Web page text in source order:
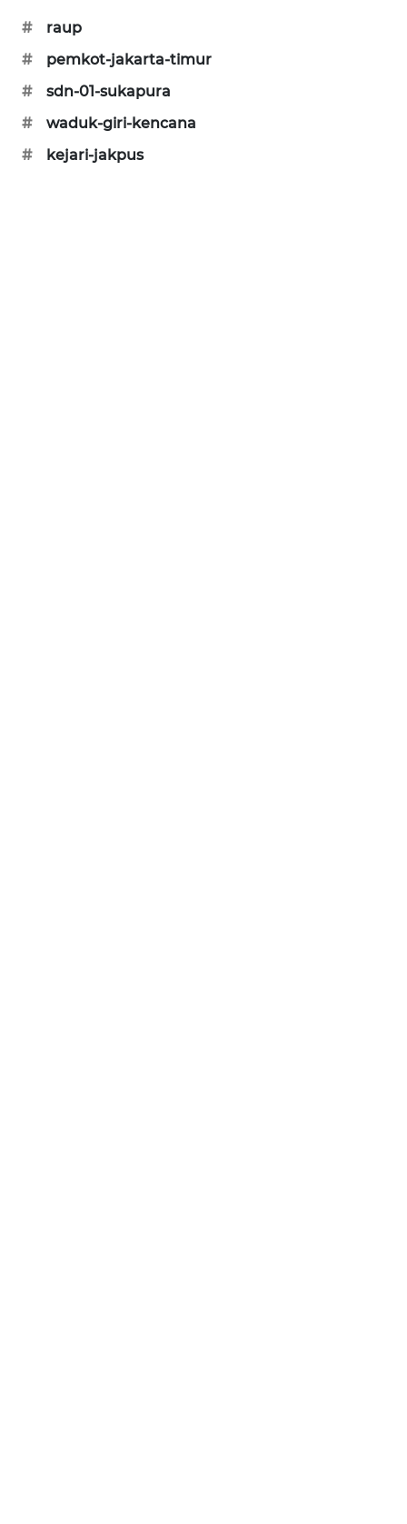
#
raup
#
pemkot-jakarta-timur
#
sdn-01-sukapura
#
waduk-giri-kencana
#
kejari-jakpus
BERAMPU
NEWS
ANUGERAH